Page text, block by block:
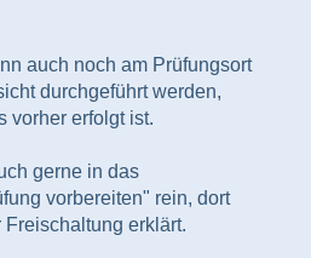
auch noch am Prüfungsort
durchgeführt werden,
vorher erfolgt ist.
gerne in das
vorbereiten" rein, dort
erklärt.